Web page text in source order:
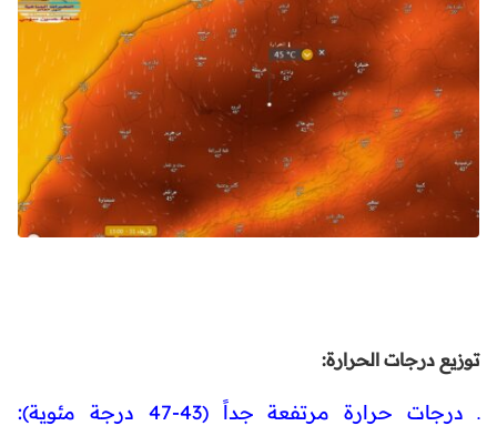
توزيع درجات الحرارة:
ـ درجات حرارة مرتفعة جداً (43-47 درجة مئوية):